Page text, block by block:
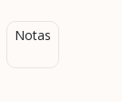
Notas